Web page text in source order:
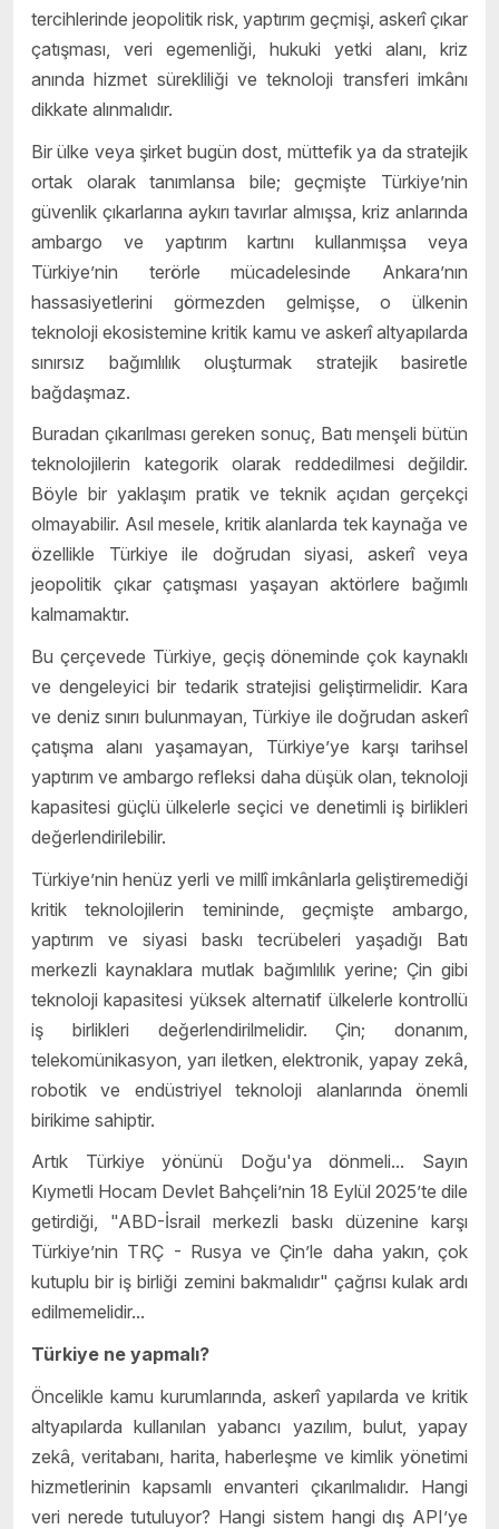
tercihlerinde jeopolitik risk, yaptırım geçmişi, askerî çıkar
çatışması, veri egemenliği, hukuki yetki alanı, kriz
anında hizmet sürekliliği ve teknoloji transferi imkânı
dikkate alınmalıdır.
Bir ülke veya şirket bugün dost, müttefik ya da stratejik
ortak olarak tanımlansa bile; geçmişte Türkiye’nin
güvenlik çıkarlarına aykırı tavırlar almışsa, kriz anlarında
ambargo ve yaptırım kartını kullanmışsa veya
Türkiye’nin terörle mücadelesinde Ankara’nın
hassasiyetlerini görmezden gelmişse, o ülkenin
teknoloji ekosistemine kritik kamu ve askerî altyapılarda
sınırsız bağımlılık oluşturmak stratejik basiretle
bağdaşmaz.
Buradan çıkarılması gereken sonuç, Batı menşeli bütün
teknolojilerin kategorik olarak reddedilmesi değildir.
Böyle bir yaklaşım pratik ve teknik açıdan gerçekçi
olmayabilir. Asıl mesele, kritik alanlarda tek kaynağa ve
özellikle Türkiye ile doğrudan siyasi, askerî veya
jeopolitik çıkar çatışması yaşayan aktörlere bağımlı
kalmamaktır.
Bu çerçevede Türkiye, geçiş döneminde çok kaynaklı
ve dengeleyici bir tedarik stratejisi geliştirmelidir. Kara
ve deniz sınırı bulunmayan, Türkiye ile doğrudan askerî
çatışma alanı yaşamayan, Türkiye’ye karşı tarihsel
yaptırım ve ambargo refleksi daha düşük olan, teknoloji
kapasitesi güçlü ülkelerle seçici ve denetimli iş birlikleri
değerlendirilebilir.
Türkiye’nin henüz yerli ve millî imkânlarla geliştiremediği
kritik teknolojilerin temininde, geçmişte ambargo,
yaptırım ve siyasi baskı tecrübeleri yaşadığı Batı
merkezli kaynaklara mutlak bağımlılık yerine; Çin gibi
teknoloji kapasitesi yüksek alternatif ülkelerle kontrollü
iş birlikleri değerlendirilmelidir. Çin; donanım,
telekomünikasyon, yarı iletken, elektronik, yapay zekâ,
robotik ve endüstriyel teknoloji alanlarında önemli
birikime sahiptir.
Artık Türkiye yönünü Doğu'ya dönmeli... Sayın
Kıymetli Hocam Devlet Bahçeli’nin 18 Eylül 2025’te dile
getirdiği, "ABD-İsrail merkezli baskı düzenine karşı
Türkiye’nin TRÇ - Rusya ve Çin’le daha yakın, çok
kutuplu bir iş birliği zemini bakmalıdır" çağrısı kulak ardı
edilmemelidir...
Türkiye ne yapmalı?
Öncelikle kamu kurumlarında, askerî yapılarda ve kritik
altyapılarda kullanılan yabancı yazılım, bulut, yapay
zekâ, veritabanı, harita, haberleşme ve kimlik yönetimi
hizmetlerinin kapsamlı envanteri çıkarılmalıdır. Hangi
veri nerede tutuluyor? Hangi sistem hangi dış API’ye